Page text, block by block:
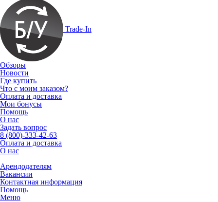
Trade-In
Обзоры
Новости
Где купить
Что с моим заказом?
Оплата и доставка
Мои бонусы
Помощь
О нас
Задать вопрос
8 (800)-333-42-63
Оплата и доставка
О нас
Арендодателям
Вакансии
Контактная информация
Помощь
Меню